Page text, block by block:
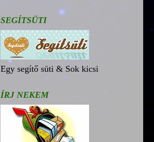
SEGÍTSÜTI
Egy segítő süti & Sok kicsi
ÍRJ NEKEM